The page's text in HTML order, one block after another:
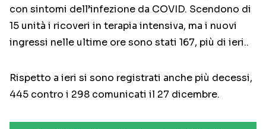
con sintomi dell’infezione da COVID. Scendono di
15 unità i ricoveri in terapia intensiva, ma i nuovi
ingressi nelle ultime ore sono stati 167, più di ieri..
Rispetto a ieri si sono registrati anche più decessi,
445 contro i 298 comunicati il 27 dicembre.